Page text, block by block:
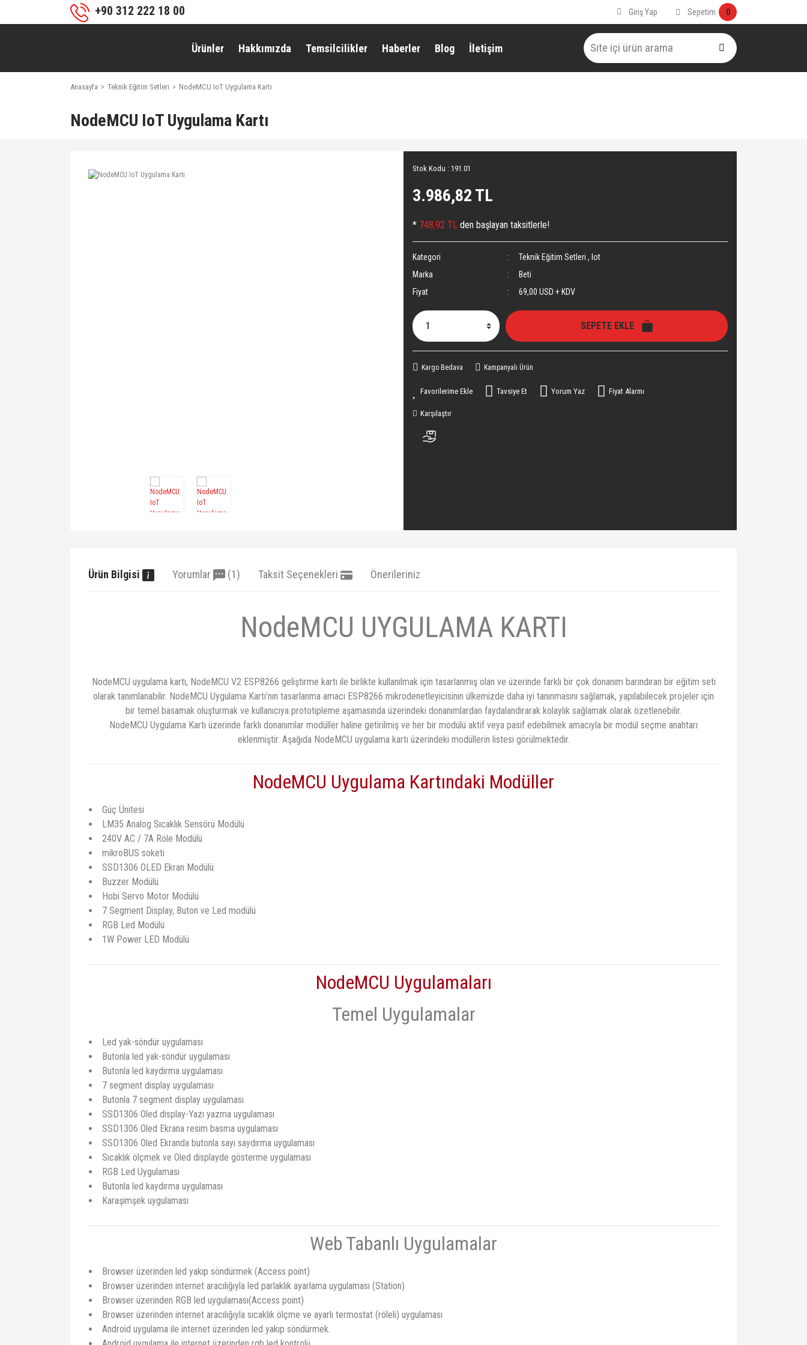
+90 312 222 18 00 Giriş Yap Sepetim 0
Ürünler Hakkımızda Temsilcilikler Haberler Blog İletişim
Anasayfa Teknik Eğitim Setleri NodeMCU IoT Uygulama Kartı
NodeMCU IoT Uygulama Kartı
Stok Kodu : 191.01
3.986,82 TL
* 748,92 TL den başlayan taksitlerle!
Kategori Teknik Eğitim Setleri , Iot
Marka
Beti
Fiyat
69,00 USD + KDV
SEPETE EKLE
Kargo Bedava Kampanyalı Ürün
Tavsiye Et Yorum Yaz Fiyat Alarmı
Karşılaştır
Ürün Bilgisi Yorumlar (1) Taksit Seçenekleri Önerileriniz
NodeMCU UYGULAMA KARTI
NodeMCU uygulama kartı, NodeMCU V2 ESP8266 geliştirme kartı ile birlikte kullanılmak için tasarlanmış olan ve üzerinde farklı bir çok donanım barındıran bir eğitim seti
olarak tanımlanabilir. NodeMCU Uygulama Kartı’nın tasarlanma amacı ESP8266 mikrodenetleyicisinin ülkemizde daha iyi tanınmasını sağlamak, yapılabilecek projeler için
bir temel basamak oluşturmak ve kullanıcıya prototipleme aşamasında üzerindeki donanımlardan faydalandırarak kolaylık sağlamak olarak özetlenebilir.
NodeMCU Uygulama Kartı üzerinde farklı donanımlar modüller haline getirilmiş ve her bir modülü aktif veya pasif edebilmek amacıyla bir modül seçme anahtarı
eklenmiştir. Aşağıda NodeMCU uygulama kartı üzerindeki modüllerin listesi görülmektedir.
NodeMCU Uygulama Kartındaki Modüller
Güç Ünitesi
LM35 Analog Sıcaklık Sensörü Modülü
240V AC / 7A Röle Modülü
mikroBUS soketi
SSD1306 OLED Ekran Modülü
Buzzer Modülü
Hobi Servo Motor Modülü
7 Segment Display, Buton ve Led modülü
RGB Led Modülü
1W Power LED Modülü
NodeMCU Uygulamaları
Temel Uygulamalar
Led yak-söndür uygulaması
Butonla led yak-söndür uygulaması
Butonla led kaydırma uygulaması
7 segment display uygulaması
Butonla 7 segment display uygulaması
SSD1306 Oled display-Yazı yazma uygulaması
SSD1306 Oled Ekrana resim basma uygulaması
SSD1306 Oled Ekranda butonla sayı saydırma uygulaması
Sıcaklık ölçmek ve Oled displayde gösterme uygulaması
RGB Led Uygulaması
Butonla led kaydırma uygulaması
Karaşimşek uygulaması
Web Tabanlı Uygulamalar
Browser üzerinden led yakıp söndürmek (Access point)
Browser üzerinden internet aracılığıyla led parlaklık ayarlama uygulaması (Station)
Browser üzerinden RGB led uygulaması(Access point)
Browser üzerinden internet aracılığıyla sıcaklık ölçme ve ayarlı termostat (röleli) uygulaması
Android uygulama ile internet üzerinden led yakıp söndürmek.